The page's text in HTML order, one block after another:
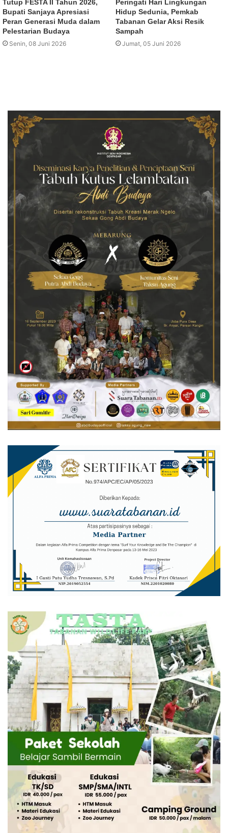
Tutup FESTA II Tahun 2026,
Bupati Sanjaya Apresiasi
Peran Generasi Muda dalam
Pelestarian Budaya
Senin, 08 Juni 2026
Peringati Hari Lingkungan
Hidup Sedunia, Pemkab
Tabanan Gelar Aksi Resik
Sampah
Jumat, 05 Juni 2026